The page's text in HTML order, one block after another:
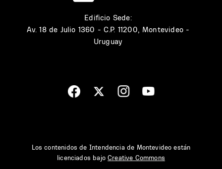
Edificio Sede:
Av. 18 de Julio 1360 - C.P. 11200, Montevideo -
Uruguay
Los contenidos de Intendencia de Montevideo están
licenciados bajoCreative Commons